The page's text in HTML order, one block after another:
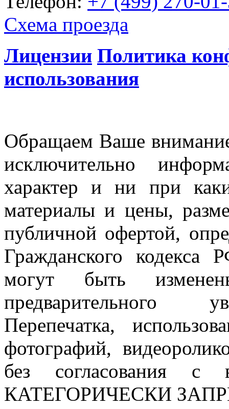
Схема проезда
Лицензии Политика
использования
Обращаем Ваше
исключительно
характер и ни при
материалы и цены,
публичной офертой,
Гражданского
могут быть
предварительного
Перепечатка,
фотографий,
без согласования с
КАТЕГОРИЧЕСКИ